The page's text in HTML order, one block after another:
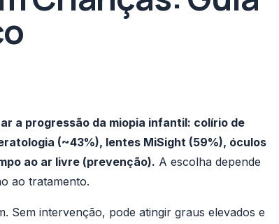
a progressão da miopia infantil: colírio de
(~43%), lentes MiSight (59%), óculos
ao ar livre (prevenção). A escolha depende
ao tratamento.
Sem intervenção, pode atingir graus elevados e